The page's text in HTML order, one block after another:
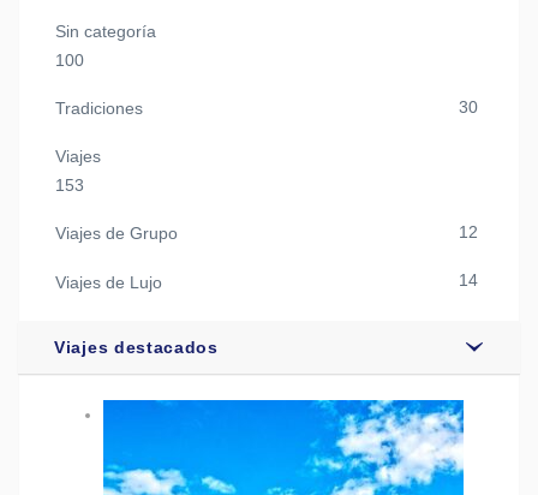
Sin categoría
100
Tradiciones 30
Viajes
153
Viajes de Grupo 12
Viajes de Lujo 14
Viajes destacados